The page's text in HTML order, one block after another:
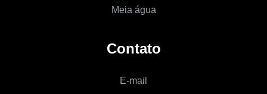
Meia água
Contato
E-mail